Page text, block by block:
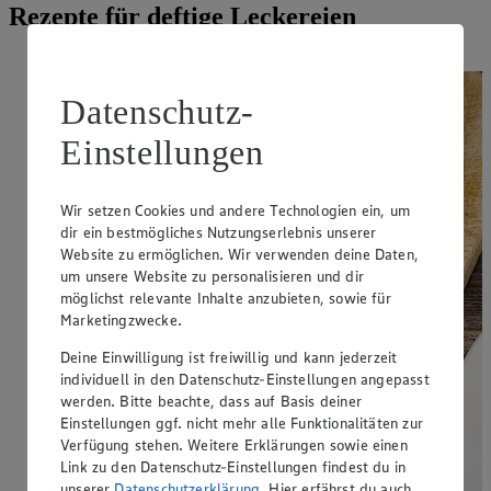
Rezepte für deftige Leckereien
Datenschutz-
Einstellungen
Wir setzen Cookies und andere Technologien ein, um
dir ein bestmögliches Nutzungserlebnis unserer
Website zu ermöglichen. Wir verwenden deine Daten,
um unsere Website zu personalisieren und dir
möglichst relevante Inhalte anzubieten, sowie für
Marketingzwecke.
Deine Einwilligung ist freiwillig und kann jederzeit
individuell in den Datenschutz-Einstellungen angepasst
werden. Bitte beachte, dass auf Basis deiner
Einstellungen ggf. nicht mehr alle Funktionalitäten zur
Verfügung stehen. Weitere Erklärungen sowie einen
Link zu den Datenschutz-Einstellungen findest du in